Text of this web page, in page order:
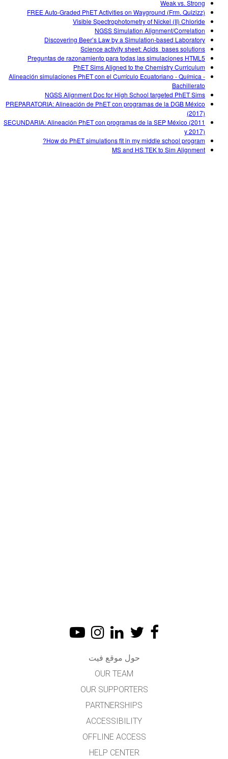
Weak vs. Strong
FREE Auto-Graded PhET Activities on Wayground (Frm. Quizizz)
Visible Spectrophotometry of Nickel (II) Chloride
NGSS Simulation Alignment/Correlation
Discovering Beer’s Law by a Simulation-based Laboratory
Science activity sheet: Acids_bases solutions
Preguntas de razonamiento para todas las simulaciones HTML5
PhET Sims Aligned to the Chemistry Curriculum
Alineación simulaciones PhET con el Currículo Ecuatoriano - Química -
Bachillerato
NGSS Alignment Doc for High School targeted PhET Sims
PREPARATORIA: Alineación de PhET con programas de la DGB México
(2017)
SECUNDARIA: Alineación PhET con programas de la SEP México (2011
y 2017)
How do PhET simulations fit in my middle school program?
MS and HS TEK to Sim Alignment
حول موقع فيت
OUR TEAM
OUR SUPPORTERS
PARTNERSHIPS
ACCESSIBILITY
OFFLINE ACCESS
HELP CENTER